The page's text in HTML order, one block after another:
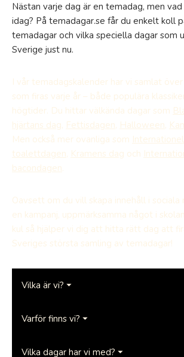
Nästan varje dag är en temadag, men
idag? På temadagar.se får du enkelt koll
temadagar och vilka speciella dagar som
Sverige just nu.
I vår temadagskalender har vi samlat
som firas varje år – både populära
högtider. Du hittar välkända dagar som
hjärtans dag, Fettisdagen, Halloween,
Men också mer ovanliga som
toalettdagen, Kramens dag och
bacondagen.
Oavsett om du vill skapa innehåll i sociala
en kampanj, uppmärksamma något i
kul så hjälper vi dig att hitta rätt dag att
Sveriges största samling av temadagar!
Vilka är vi? ⏷
Varför finns vi? ⏷
Vilka dagar har vi med? ⏷